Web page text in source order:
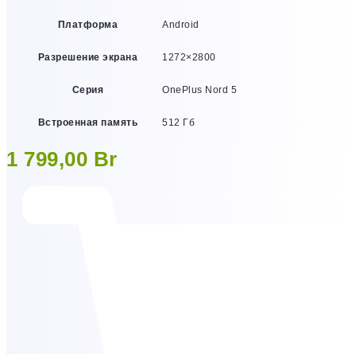
Платформа Android
Разрешение экрана 1272×2800
Серия OnePlus Nord 5
Встроенная память 512 Гб
1 799,00 Br